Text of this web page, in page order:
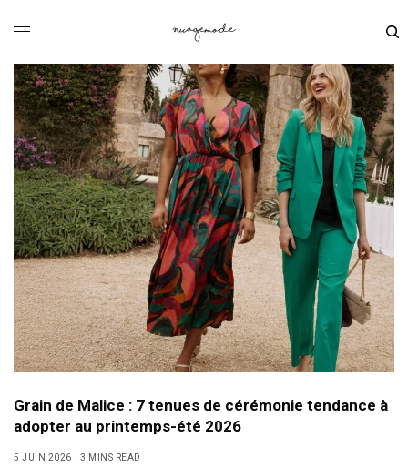
Grain de Malice : 7 tenues de cérémonie tendance à
adopter au printemps-été 2026
5 JUIN 2026 3 MINS READ